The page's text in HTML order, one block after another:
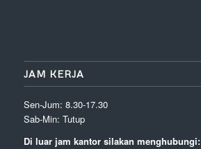
JAM KERJA
Sen-Jum: 8.30-17.30
Sab-Min: Tutup
Di luar jam kantor silakan menghubungi: